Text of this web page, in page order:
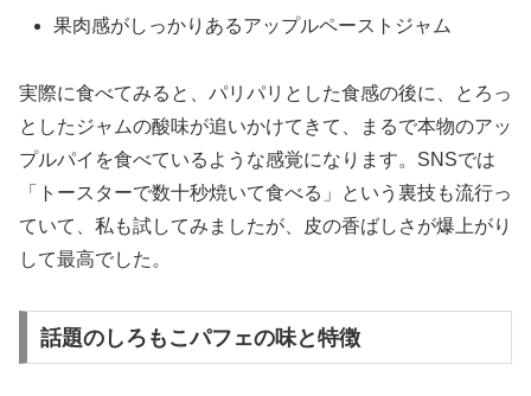
果肉感がしっかりあるアップルペーストジャム
実際に食べてみると、パリパリとした食感の後に、とろっ
としたジャムの酸味が追いかけてきて、まるで本物のアッ
プルパイを食べているような感覚になります。SNSでは
「トースターで数十秒焼いて食べる」という裏技も流行っ
ていて、私も試してみましたが、皮の香ばしさが爆上がり
して最高でした。
話題のしろもこパフェの味と特徴